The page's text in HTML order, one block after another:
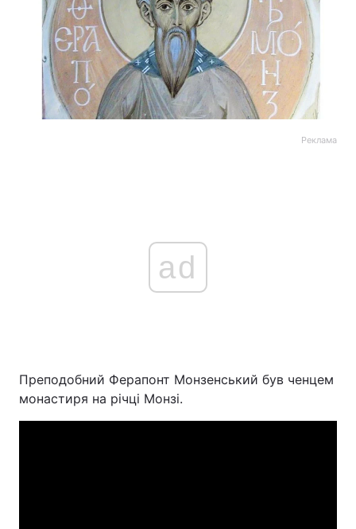
Реклама
ad
Преподобний Ферапонт Монзенський був ченцем
монастиря на річці Монзі.